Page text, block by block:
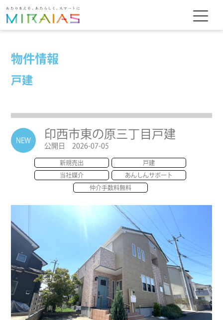
物件情報
戸建
NEW
印西市東の原三丁目戸建
公開日 2026-07-05
新規売出 戸建
当社媒介 あんしんサポート
仲介手数料無料